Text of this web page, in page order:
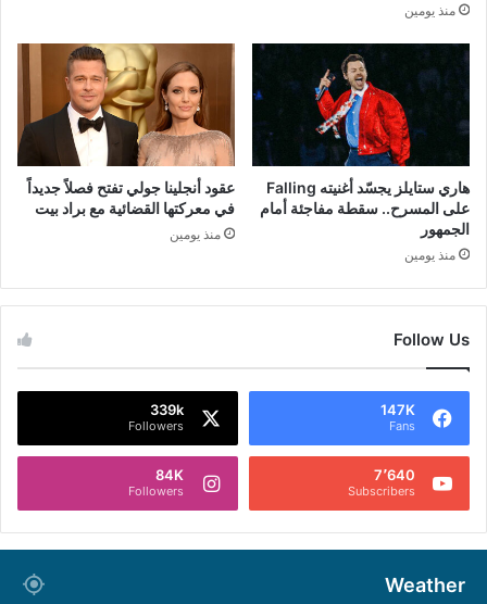
منذ يومين
هاري ستايلز يجسّد أغنيته Falling
على المسرح.. سقطة مفاجئة أمام
الجمهور
منذ يومين
عقود أنجلينا جولي تفتح فصلاً جديداً
في معركتها القضائية مع براد بيت
منذ يومين
Follow Us
147K
Fans
339k
Followers
7٬640
Subscribers
84K
Followers
Weather